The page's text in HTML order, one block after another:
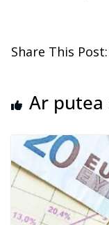
Share This Post:
Ar putea